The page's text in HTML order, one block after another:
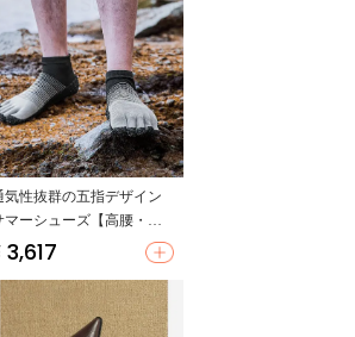
気性抜群の五指デザイン
マーシューズ【高腰・撥
・男女兼用】
3,617